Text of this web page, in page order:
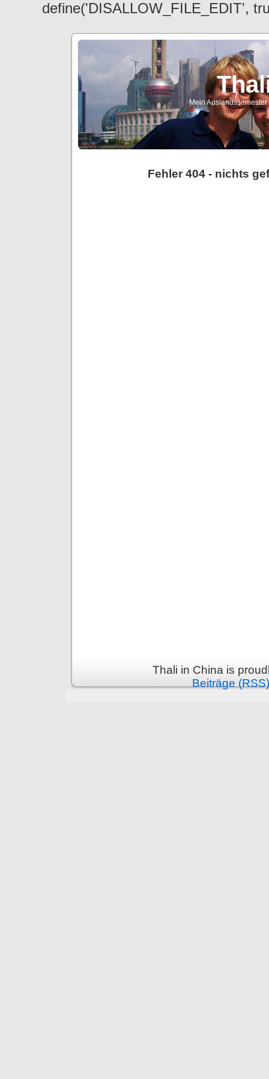
define('DISALLOW_FILE_EDIT',
Mein
Fehler 404 - nichts
Thali in China is
Beiträge (RSS)